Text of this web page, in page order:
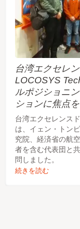
台湾エクセレ
LOCOSYS
ルポジショニ
ションに焦点
台湾エクセレンス
は、イェン・トン
究院、経済省の航
者を含む代表団と
問しました。
続きを読む